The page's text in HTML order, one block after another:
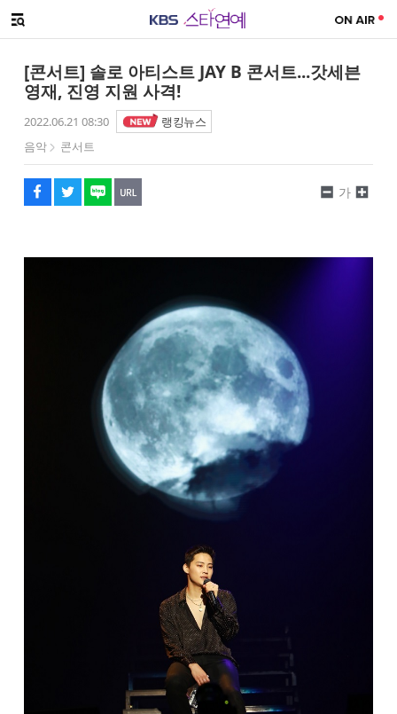
메뉴 열기
[콘서트] 솔로 아티스트 JAY B 콘서트...갓세븐
영재, 진영 지원 사격!
2022.06.21 08:30
랭킹뉴스
음악
콘서트
페이스북
트위터
네이버
URL복사
글씨 작게보기
가
글씨 크게보기